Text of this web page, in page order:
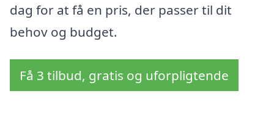
dag for at få en pris, der passer til dit
behov og budget.
Få 3 tilbud, gratis og uforpligtende